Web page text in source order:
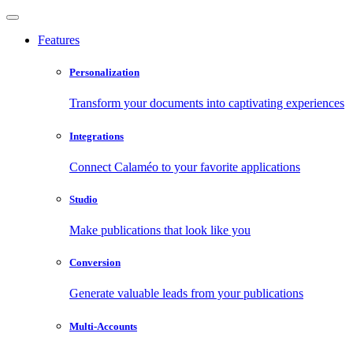
Features
Personalization
Transform your documents into captivating experiences
Integrations
Connect Calaméo to your favorite applications
Studio
Make publications that look like you
Conversion
Generate valuable leads from your publications
Multi-Accounts